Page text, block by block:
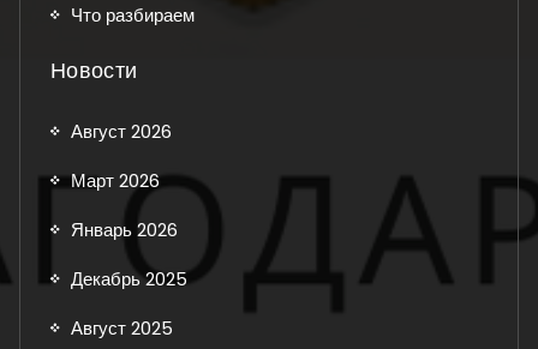
Что разбираем
Новости
Август 2026
Март 2026
Январь 2026
Декабрь 2025
Август 2025